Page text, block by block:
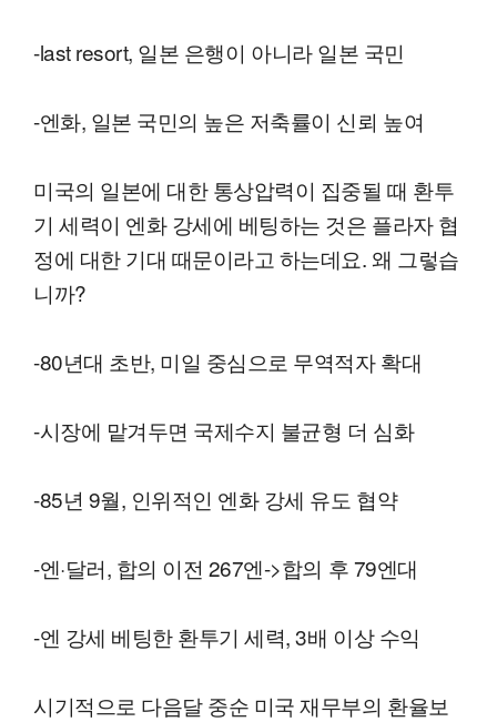
-last resort, 일본 은행이 아니라 일본 국민
-엔화, 일본 국민의 높은 저축률이 신뢰 높여
미국의 일본에 대한 통상압력이 집중될 때 환투
기 세력이 엔화 강세에 베팅하는 것은 플라자 협
정에 대한 기대 때문이라고 하는데요. 왜 그렇습
니까?
-80년대 초반, 미일 중심으로 무역적자 확대
-시장에 맡겨두면 국제수지 불균형 더 심화
-85년 9월, 인위적인 엔화 강세 유도 협약
-엔·달러, 합의 이전 267엔->합의 후 79엔대
-엔 강세 베팅한 환투기 세력, 3배 이상 수익
시기적으로 다음달 중순 미국 재무부의 환율보